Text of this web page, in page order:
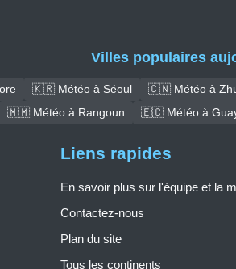
Villes populaires
🇰🇷 Météo à Séoul 🇨🇳 Météo à
🇲🇲 Météo à Rangoun 🇪🇨 Météo à
Liens rapides
En savoir plus sur l'équipe et la
Contactez-nous
Plan du site
Tous les continents